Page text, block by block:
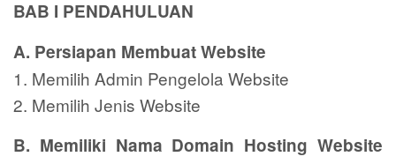
BAB I PENDAHULUAN
A. Persiapan Membuat Website
1. Memilih Admin Pengelola Website
2. Memilih Jenis Website
B. Memiliki Nama Domain Hosting Website